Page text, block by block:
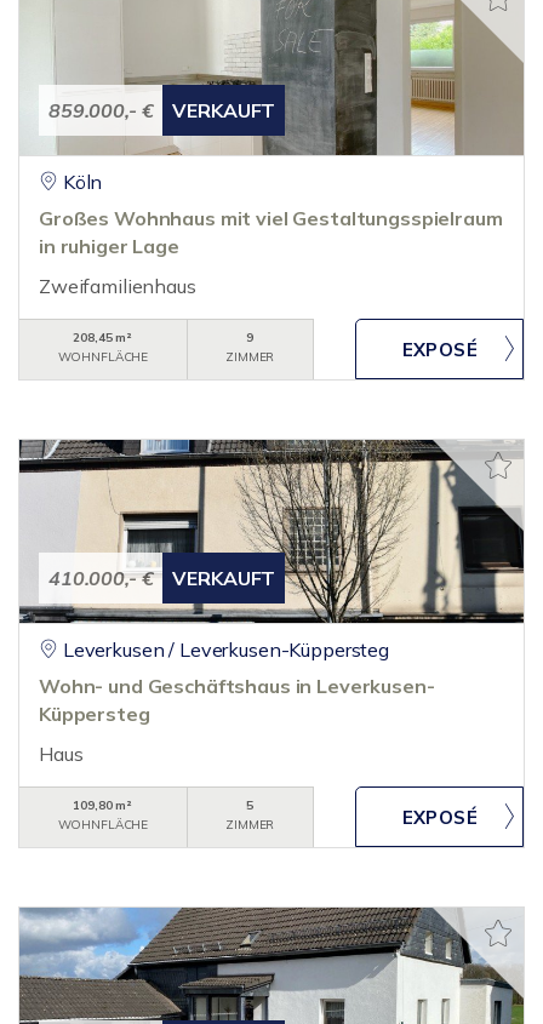
859.000,- € VERKAUFT
Köln
Großes Wohnhaus mit viel Gestaltungsspielraum
in ruhiger Lage
Zweifamilienhaus
208,45 m²
WOHNFLÄCHE
9
ZIMMER
410.000,- € VERKAUFT
Leverkusen / Leverkusen-Küppersteg
Wohn- und Geschäftshaus in Leverkusen-
Küppersteg
Haus
109,80 m²
WOHNFLÄCHE
5
ZIMMER